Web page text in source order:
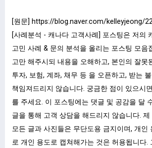
[원문] https://blog.naver.com/kelleyjeong/
[사례분석 - 캐나다 고객사례] 포스팅은 저의
고민 사례 & 문의 분석을 올리는 포스팅 모음
고만 해주시되 내용을 오해하고, 본인의 잘못
투자, 보험, 계좌, 채무 등 을 오픈하고, 받는
책임져드리지 않습니다. 궁금한 점이 있으시
를 주세요. 이 포스팅에는 댓글 및 공감을 달
글을 통해 고객 상담을 해드리지 않습니다.
모든 글과 사진들은 무단도용 금지이며, 개인
로 개인 용도로 캡쳐해가는 것은 허용됩니다.